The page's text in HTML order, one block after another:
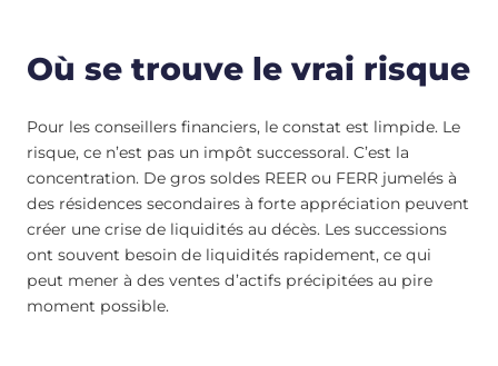
Où se trouve le vrai risque
Pour les conseillers financiers, le constat est limpide. Le
risque, ce n’est pas un impôt successoral. C’est la
concentration. De gros soldes REER ou FERR jumelés à
des résidences secondaires à forte appréciation peuvent
créer une crise de liquidités au décès. Les successions
ont souvent besoin de liquidités rapidement, ce qui
peut mener à des ventes d’actifs précipitées au pire
moment possible.